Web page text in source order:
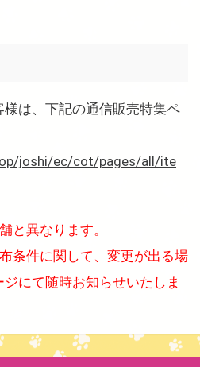
は、下記の通信販売特集ペ
joshi/ec/cot/pages/all/ite
と異なります。
条件に関して、変更が出る場
にて随時お知らせいたしま